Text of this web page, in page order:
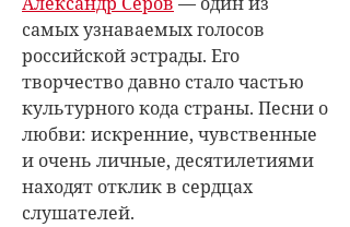
самых узнаваемых голосов
российской эстрады. Его
творчество давно стало частью
культурного кода страны. Песни о
любви: искренние, чувственные
и очень личные, десятилетиями
находят отклик в сердцах
слушателей.